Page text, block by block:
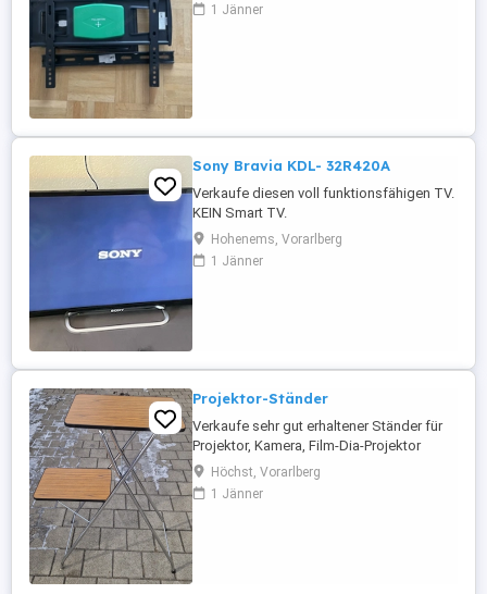
1 Jänner
Sony Bravia KDL- 32R420A
Verkaufe diesen voll funktionsfähigen TV.
KEIN Smart TV.
Hohenems, Vorarlberg
1 Jänner
Projektor-Ständer
Verkaufe sehr gut erhaltener Ständer für
Projektor, Kamera, Film-Dia-Projektor
Höchst, Vorarlberg
1 Jänner